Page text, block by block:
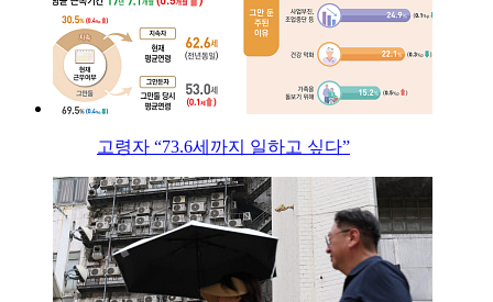
고령자 “73.6세까지 일하고 싶다”